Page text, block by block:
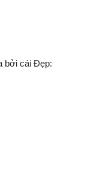
bởi cái Đẹp: